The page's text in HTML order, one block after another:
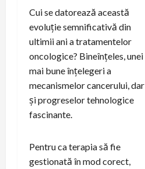
Cui se datorează această
evoluție semnificativă din
ultimii ani a tratamentelor
oncologice? Bineînțeles, unei
mai bune înțelegeri a
mecanismelor cancerului, dar
și progreselor tehnologice
fascinante.
Pentru ca terapia să fie
gestionată în mod corect,